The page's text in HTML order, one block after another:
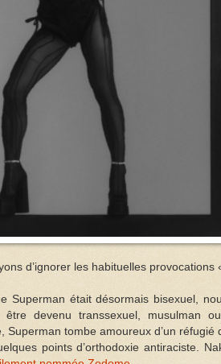
d’ignorer les habituelles provocations
Superman était désormais bisexuel,
devenu transsexuel, musulman
tombe amoureux d’un réfugié
points d’orthodoxie antiraciste.